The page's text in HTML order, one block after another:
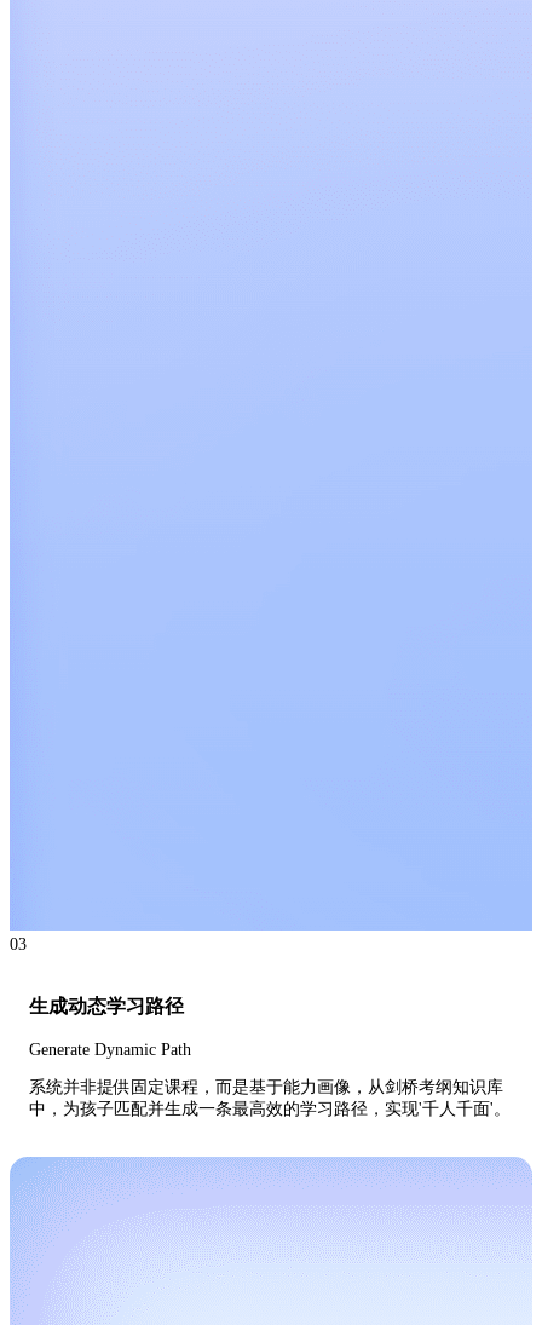
03
生成动态学习路径
Generate Dynamic Path
系统并非提供固定课程，而是基于能力画像，从剑桥考纲知识库
中，为孩子匹配并生成一条最高效的学习路径，实现'千人千面'。